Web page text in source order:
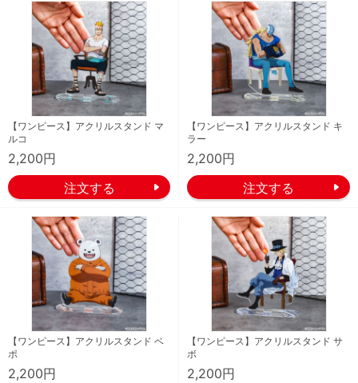
【ワンピース】アクリルスタンド マ
ルコ
2,200円
【ワンピース】アクリルスタンド キ
ラー
2,200円
【ワンピース】アクリルスタンド ベ
ポ
2,200円
【ワンピース】アクリルスタンド サ
ボ
2,200円